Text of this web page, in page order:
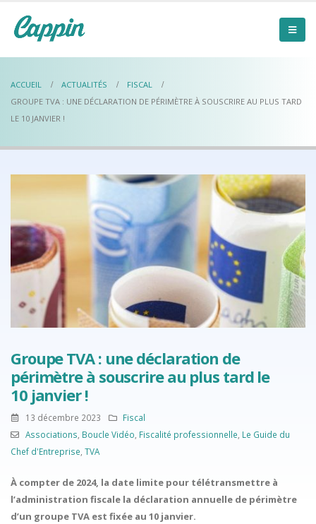
ACCUEIL ACTUALITÉS
FISCAL
GROUPE TVA : UNE DÉCLARATION DE PÉRIMÈTRE À SOUSCRIRE AU PLUS TARD
LE 10 JANVIER !
Groupe TVA : une déclaration de
périmètre à souscrire au plus tard le
10 janvier !
13 décembre 2023
Fiscal
Associations Boucle Vidéo Fiscalité professionnelle Le Guide du
Chef d'Entreprise TVA
À compter de 2024, la date limite pour télétransmettre à
l’administration fiscale la déclaration annuelle de périmètre
d’un groupe TVA est fixée au 10 janvier.